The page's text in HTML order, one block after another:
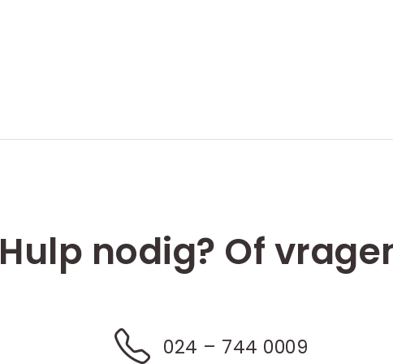
Hulp nodig? Of
024 – 744 0009